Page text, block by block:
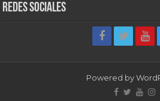
Redes sociales
Powered by